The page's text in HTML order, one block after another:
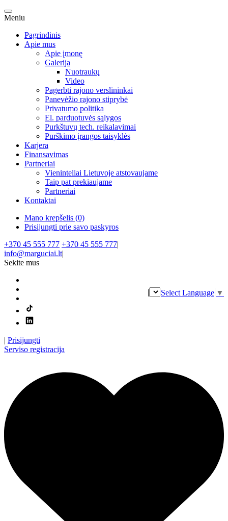
Meniu
Pagrindinis
Apie mus
Apie įmonę
Galerija
Nuotraukų
Video
Pagerbti rajono verslininkai
Panevėžio rajono stiprybė
Privatumo politika
El. parduotuvės sąlygos
Purkštuvų tech. reikalavimai
Purškimo įrangos taisyklės
Karjera
Finansavimas
Partneriai
Vieninteliai Lietuvoje atstovaujame
Taip pat prekiaujame
Partneriai
Kontaktai
Mano krepšelis (0)
Prisijungti prie savo paskyros
+370 45 555 777 +370 45 555 777|
info@marguciai.lt|
Sekite mus
| Prisijungti
| Select Language ▼
Serviso registracija